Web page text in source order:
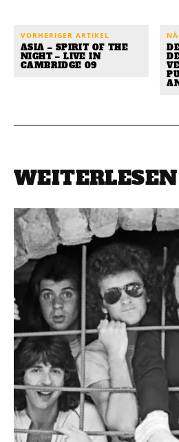
VORHERIGER ARTIKEL
ASIA – SPIRIT OF THE
NIGHT – LIVE IN
CAMBRIDGE 09
WEITERLESEN